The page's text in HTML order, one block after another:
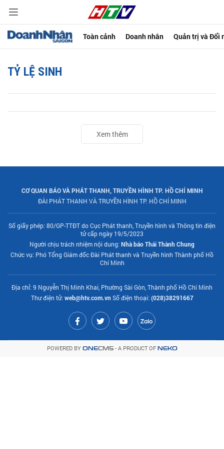
Toàn cảnh Doanh nhân Quản trị và Đổi
TỶ LỆ SINH
Xem thêm
CƠ QUAN BÁO VÀ PHÁT THANH, TRUYỀN HÌNH TP. HỒ CHÍ MINH
ĐÀI PHÁT THANH VÀ TRUYỀN HÌNH TP. HỒ CHÍ MINH
Số giấy phép: 80/GP-TTĐT do Cục Phát thanh, Truyền hình và Thông tin điện
tử cấp ngày 19/5/2023
Người chịu trách nhiệm nội dung: Nhà báo Thái Thành Chung
Chức vụ: Phó Tổng Giám đốc Đài Phát thanh và Truyền hình Thành phố Hồ
Chí Minh
Địa chỉ: 9 Nguyễn Thị Minh Khai, Phường Sài Gòn, Thành phố Hồ Chí Minh
Thư điện tử: web@htv.com.vnSố điện thoại: (028)38291667
POWERED BY ONECMS- A PRODUCT OF NEKO